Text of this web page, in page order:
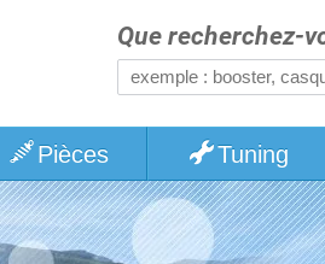
Que recherchez-
Pièces Tuning